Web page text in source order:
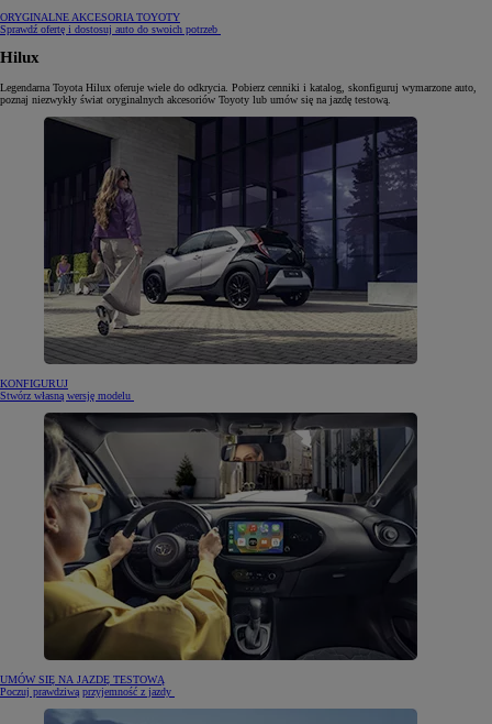
ORYGINALNE AKCESORIA TOYOTY
Sprawdź ofertę i dostosuj auto do swoich potrzeb
Hilux
Legendarna Toyota Hilux oferuje wiele do odkrycia. Pobierz cenniki i katalog, skonfiguruj wymarzone auto,
poznaj niezwykły świat oryginalnych akcesoriów Toyoty lub umów się na jazdę testową.
KONFIGURUJ
Stwórz własną wersję modelu
UMÓW SIĘ NA JAZDĘ TESTOWĄ
Poczuj prawdziwą przyjemność z jazdy